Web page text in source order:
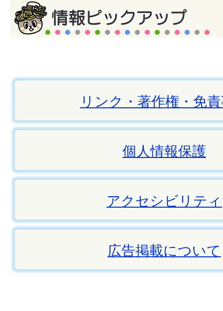
リンク・著作権・免
個人情報保護
アクセシビリティ
広告掲載について